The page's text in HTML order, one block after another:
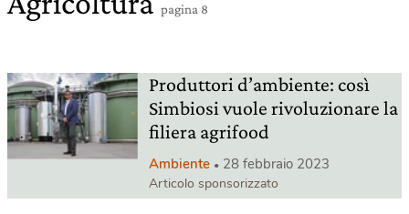
pagina 8
Produttori d’ambiente: così
Simbiosi vuole rivoluzionare la
filiera agrifood
Ambiente 28 febbraio 2023
Articolo sponsorizzato